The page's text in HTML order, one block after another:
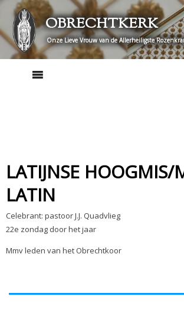
Skip
content
OBRECHTKERK
Onze Lieve Vrouw van de Allerheiligste
LATIJNSE HOOGMIS/
LATIN
Celebrant: pastoor J.J. Quadvlieg
22e zondag door het jaar
Mmv leden van het Obrechtkoor